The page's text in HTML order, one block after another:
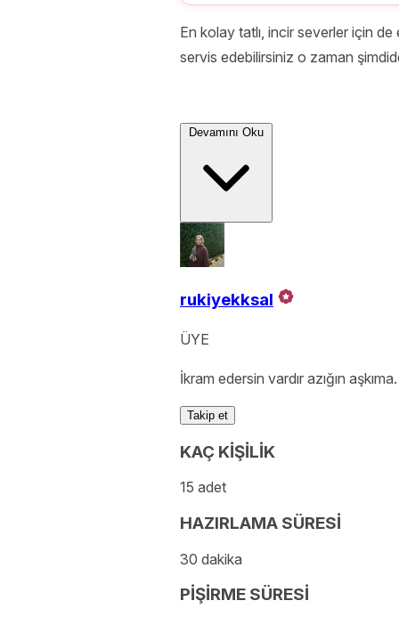
En kolay tatlı, incir severler için
servis edebilirsiniz o zaman
Devamını Oku
rukiyekksal
ÜYE
İkram edersin vardır azığın aşkıma.
Takip et
KAÇ KİŞİLİK
15 adet
HAZIRLAMA SÜRESİ
30 dakika
PİŞİRME SÜRESİ